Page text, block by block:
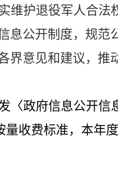
维护退役军人合
息公开制度，规范
界意见和建议，推
〈政府信息公开
收费标准，本年